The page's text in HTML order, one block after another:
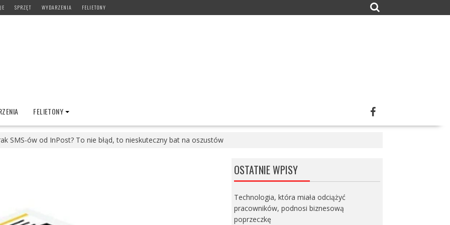
SPRZĘT WYDARZENIA FELIETONY
FELIETONY
SMS-ów od InPost? To nie błąd, to nieskuteczny bat na oszustów
OSTATNIE WPISY
Technologia, która miała odciążyć
pracowników, podnosi biznesową
poprzeczkę